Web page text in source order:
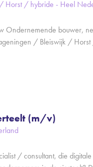
Horst / hybride - Heel
Ondernemende bouwer,
/ Bleiswijk /
(m/v)
/ consultant, die digitale